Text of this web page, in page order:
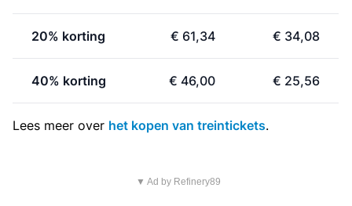
20% korting € 61,34 € 34,08
40% korting € 46,00 € 25,56
Lees meer over het kopen van treintickets.
▼ Ad by Refinery89